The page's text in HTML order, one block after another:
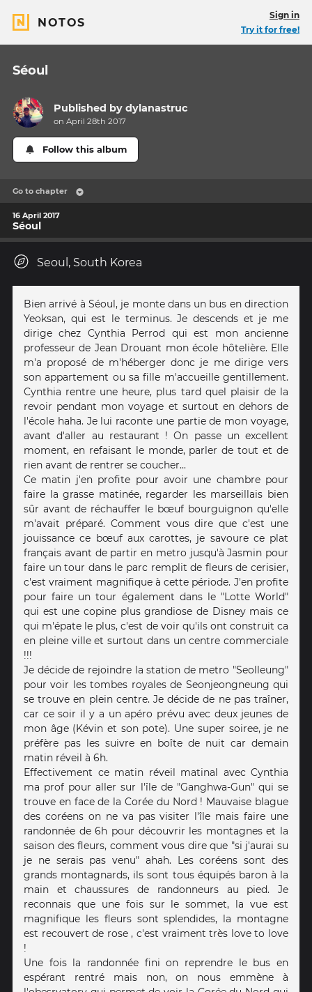
NOTOS
Sign in
Try it for free!
Séoul
Published bydylanastruc
on April 28th 2017
Follow this album
Go to chapter
16 April 2017
Séoul
Seoul, South Korea
Bien arrivé à Séoul, je monte dans un bus en direction
Yeoksan, qui est le terminus. Je descends et je me
dirige chez Cynthia Perrod qui est mon ancienne
professeur de Jean Drouant mon école hôtelière. Elle
m'a proposé de m'héberger donc je me dirige vers
son appartement ou sa fille m'accueille gentillement.
Cynthia rentre une heure, plus tard quel plaisir de la
revoir pendant mon voyage et surtout en dehors de
l'école haha. Je lui raconte une partie de mon voyage,
avant d'aller au restaurant ! On passe un excellent
moment, en refaisant le monde, parler de tout et de
rien avant de rentrer se coucher...
Ce matin j'en profite pour avoir une chambre pour
faire la grasse matinée, regarder les marseillais bien
sûr avant de réchauffer le bœuf bourguignon qu'elle
m'avait préparé. Comment vous dire que c'est une
jouissance ce bœuf aux carottes, je savoure ce plat
français avant de partir en metro jusqu'à Jasmin pour
faire un tour dans le parc remplit de fleurs de cerisier,
c'est vraiment magnifique à cette période. J'en profite
pour faire un tour également dans le "Lotte World"
qui est une copine plus grandiose de Disney mais ce
qui m'épate le plus, c'est de voir qu'ils ont construit ca
en pleine ville et surtout dans un centre commerciale
!!!
Je décide de rejoindre la station de metro "Seolleung"
pour voir les tombes royales de Seonjeongneung qui
se trouve en plein centre. Je décide de ne pas traîner,
car ce soir il y a un apéro prévu avec deux jeunes de
mon âge (Kévin et son pote). Une super soiree, je ne
préfère pas les suivre en boîte de nuit car demain
matin réveil à 6h.
Effectivement ce matin réveil matinal avec Cynthia
ma prof pour aller sur l'île de "Ganghwa-Gun" qui se
trouve en face de la Corée du Nord ! Mauvaise blague
des coréens on ne va pas visiter l'île mais faire une
randonnée de 6h pour découvrir les montagnes et la
saison des fleurs, comment vous dire que "si j'aurai su
je ne serais pas venu" ahah. Les coréens sont des
grands montagnards, ils sont tous équipés baron à la
main et chaussures de randonneurs au pied. Je
reconnais que une fois sur le sommet, la vue est
magnifique les fleurs sont splendides, la montagne
est recouvert de rose , c'est vraiment très love to love
!
Une fois la randonnée fini on reprendre le bus en
espérant rentré mais non, on nous emmène à